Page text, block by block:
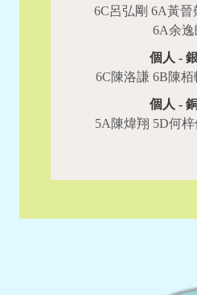
6C呂弘剛 6A黃晉
6A余逸
個人 -
6C陳洛謙 6B陳
個人 -
5A陳煒翔 5D何